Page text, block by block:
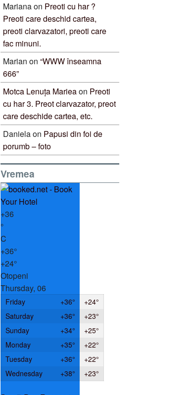
Marianaon Preoti cu har ?
Preoti care deschid cartea,
preoti clarvazatori, preoti care
fac minuni.
Marian on “WWW înseamna
666”
Motca Lenuța Marieaon Preoti
cu har 3. Preot clarvazator, preot
care deschide cartea, etc.
Danielaon Papusi din foi de
porumb – foto
Vremea
+36
°
C
+36°
+24°
Otopeni
Thursday, 06
Friday +36° +24°
Saturday
+36° +23°
Sunday
+34° +25°
Monday
+35° +22°
Tuesday
+36° +22°
Wednesday
+38° +23°